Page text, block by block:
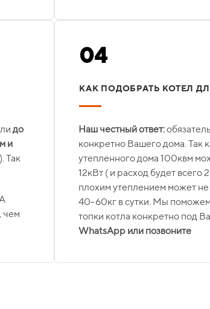
до
и
). Так
чем
04
КАК ПОДОБРАТЬ КОТЕЛ
Наш честный ответ:
конкретно Вашего дома. Так
утепленного дома 100квм
12кВт ( и расход будет всего
плохим утеплением может не
40-60кг в сутки. Мы
топки котла конкретно под
WhatsApp или позвоните